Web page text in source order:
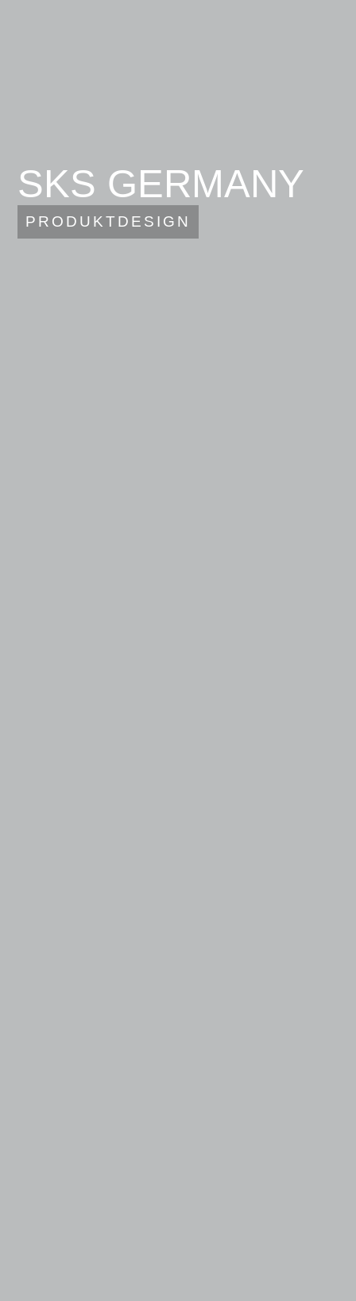
SKS GERMANY
PRODUKTDESIGN